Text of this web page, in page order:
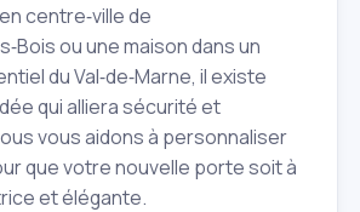
centre‑ville de
ou une maison dans un
du Val‑de‑Marne, il existe
qui alliera sécurité et
vous aidons à personnaliser
que votre nouvelle porte soit à
et élégante.